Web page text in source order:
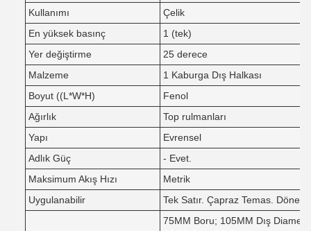
Kullanımı
Çelik
En yüksek basınç
1 (tek)
Yer değiştirme
25 derece
Malzeme
1 Kaburga Dış Halkası
Boyut ((L*W*H)
Fenol
Ağırlık
Top rulmanları
Yapı
Evrensel
Adlık Güç
- Evet.
Maksimum Akış Hızı
Metrik
Uygulanabilir
Tek Satır. Çapraz Temas. Döner
75MM Boru; 105MM Dış